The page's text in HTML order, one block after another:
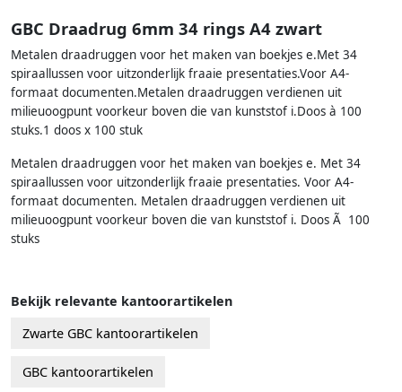
GBC Draadrug 6mm 34 rings A4 zwart
Metalen draadruggen voor het maken van boekjes e.Met 34
spiraallussen voor uitzonderlijk fraaie presentaties.Voor A4-
formaat documenten.Metalen draadruggen verdienen uit
milieuoogpunt voorkeur boven die van kunststof i.Doos à 100
stuks.1 doos x 100 stuk
Metalen draadruggen voor het maken van boekjes e. Met 34
spiraallussen voor uitzonderlijk fraaie presentaties. Voor A4-
formaat documenten. Metalen draadruggen verdienen uit
milieuoogpunt voorkeur boven die van kunststof i. Doos Ã 100
stuks
Bekijk relevante kantoorartikelen
Zwarte GBC kantoorartikelen
GBC kantoorartikelen